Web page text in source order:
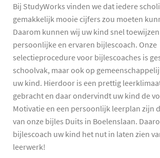
Bij StudyWorks vinden we dat iedere
gemakkelijk mooie cijfers zou moeten
Daarom kunnen wij uw kind snel
persoonlijke en ervaren bijlescoach. Onze
selectieprocedure voor bijlescoaches is
schoolvak, maar ook op
uw kind. Hierdoor is een prettig
gebracht en daar ondervindt uw kind de
Motivatie en een persoonlijk leerplan zijn
van onze bijles Duits in Boelenslaan.
bijlescoach uw kind het nut in laten zien
leerwerk!